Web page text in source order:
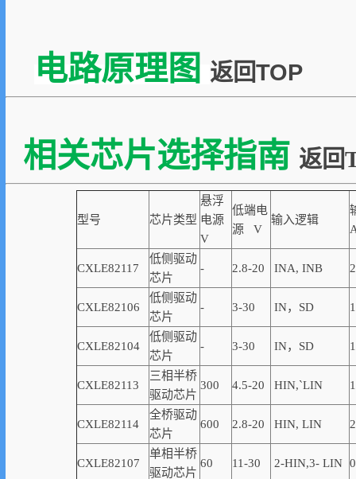
电路原理图 返回TOP
相关芯片选择指南 返回
型号 芯片类型
悬浮
电源
V
低端电
源 V
输入逻辑
CXLE82117
低侧驱动
芯片
- 2.8-20 INA, INB
CXLE82106
低侧驱动
芯片
- 3-30 IN，SD
CXLE82104
低侧驱动
芯片
- 3-30 IN，SD
CXLE82113
三相半桥
驱动芯片
300 4.5-20 HIN,`LIN
CXLE82114
全桥驱动
芯片
600 2.8-20 HIN, LIN
CXLE82107
单相半桥
驱动芯片
60 11-30 2-HIN,3- LIN